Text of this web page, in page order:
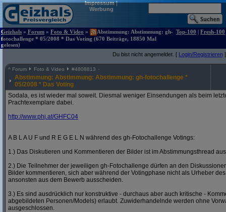
Impressum|
Werbung
Geizhals » Forum » Foto & Video »
Abstimmung: Abstimmung: gh-
fotochallenge * 05/2008 * Das Voting (670 Beiträge, 18850 Mal
gelesen)
Top-100 | Fresh-100
Du bist nicht angemeldet. [ Login/Registrieren ]
^ Forum Foto & Video #4808813
Abstimmung: Abstimmung: Abstimmung: gh-fotochallenge *
05/2008 * Das Voting
Sodala, es ist wieder mal soweit. Diesmal weniger Einsendungen als beim
Prachtexemplare dabei.
http://www.phj.at/GHFC04
A B L A U F und R E G E L N während des gh-Fotochallenge Votings:
1.) Das Diskutieren und Kommentieren der Bilder ist im Abstimmungsthread
2.) Die Teilnehmer der jeweiligen gh-Fotochallenge dürfen an den
Bilder kommentieren, sich aber während der Votingphase nicht als Urheber
ansonsten aus dem Bewerb ausscheiden.
3.) Es sind ausdrücklich nur konstruktive - durchaus aber auch kritische -
abgebildeten Personen/Models) erlaubt. Zuwiderhandelnde werden ohne
ausgeschlossen.